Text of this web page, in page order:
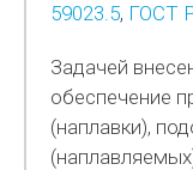
59023.5, ГОСТ
Задачей
обеспечение
(наплавки),